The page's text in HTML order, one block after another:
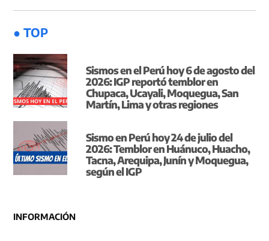
● TOP
Sismos en el Perú hoy 6 de agosto del
2026: IGP reportó temblor en
Chupaca, Ucayali, Moquegua, San
Martín, Lima y otras regiones
Sismo en Perú hoy 24 de julio del
2026: Temblor en Huánuco, Huacho,
Tacna, Arequipa, Junín y Moquegua,
según el IGP
INFORMACIÓN